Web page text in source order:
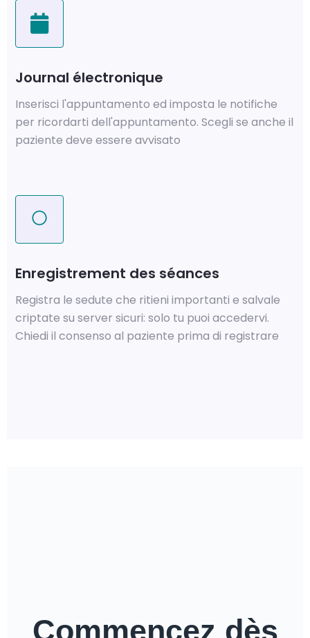
Journal électronique
Inserisci l'appuntamento ed imposta le notifiche
per ricordarti dell'appuntamento. Scegli se anche il
paziente deve essere avvisato
Enregistrement des séances
Registra le sedute che ritieni importanti e salvale
criptate su server sicuri: solo tu puoi accedervi.
Chiedi il consenso al paziente prima di registrare
Commencez dès